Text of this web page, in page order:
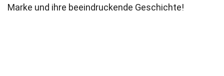
Marke und ihre beeindruckende Geschichte!